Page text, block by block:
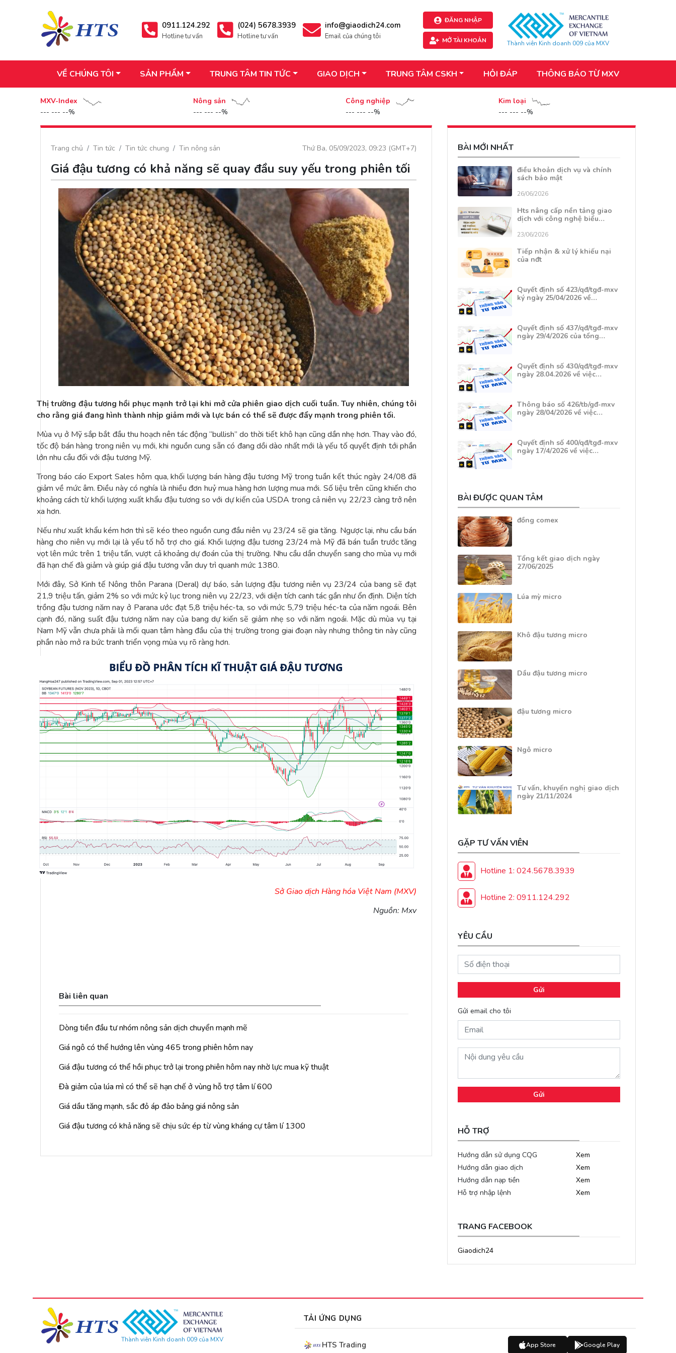
0911.124.292
Hotline tư vấn
(024) 5678.3939
Hotline tư vấn
info@giaodich24.com
Email của chúng tôi
ĐĂNG NHẬP
MỞ TÀI KHOẢN Thành viên Kinh doanh 009 của MXV
VỀ CHÚNG TÔI SẢN PHẨM TRUNG TÂM TIN TỨC GIAO DỊCH TRUNG TÂM CSKH HỎI ĐÁP THÔNG BÁO TỪ MXV
MXV-Index
--- --- --%
Nông sản
--- --- --%
Công nghiệp
--- --- --%
Kim loại
--- --- --%
Thứ Ba, 05/09/2023, 09:23 (GMT+7)
Trang chủ Tin tức Tin tức chung Tin nông sản
Giá đậu tương có khả năng sẽ quay đầu suy yếu trong phiên tối
Thị trường đậu tương hồi phục mạnh trở lại khi mở cửa phiên giao dịch cuối tuần. Tuy nhiên, chúng tôi
cho rằng giá đang hình thành nhịp giảm mới và lực bán có thể sẽ được đẩy mạnh trong phiên tối.
Mùa vụ ở Mỹ sắp bắt đầu thu hoạch nên tác động “bullish” do thời tiết khô hạn cũng dần nhẹ hơn. Thay vào đó,
tốc độ bán hàng trong niên vụ mới, khi nguồn cung sẵn có đang dồi dào nhất mới là yếu tố quyết định tới phần
lớn nhu cầu đối với đậu tương Mỹ.
Trong báo cáo Export Sales hôm qua, khối lượng bán hàng đậu tương Mỹ trong tuần kết thúc ngày 24/08 đã
giảm về mức âm. Điều này có nghía là nhiều đơn huỷ mua hàng hơn lượng mua mới. Số liệu trên cũng khiến cho
khoảng cách từ khối lượng xuất khẩu đậu tương so với dự kiến của USDA trong cả niên vụ 22/23 càng trở nên
xa hơn.
Nếu như xuất khẩu kém hơn thì sẽ kéo theo nguồn cung đầu niên vụ 23/24 sẽ gia tăng. Ngược lại, nhu cầu bán
hàng cho niên vụ mới lại là yếu tố hỗ trợ cho giá. Khối lượng đậu tương 23/24 mà Mỹ đã bán tuần trước tăng
vọt lên mức trên 1 triệu tấn, vượt cả khoảng dự đoán của thị trường. Nhu cầu dần chuyển sang cho mùa vụ mới
đã hạn chế đà giảm và giúp giá đậu tương vẫn duy trì quanh mức 1380.
Mới đây, Sở Kinh tế Nông thôn Parana (Deral) dự báo, sản lượng đậu tương niên vụ 23/24 của bang sẽ đạt
21,9 triệu tấn, giảm 2% so với mức kỷ lục trong niên vụ 22/23, với diện tích canh tác gần như ổn định. Diện tích
trồng đậu tương năm nay ở Parana ước đạt 5,8 triệu héc-ta, so với mức 5,79 triệu héc-ta của năm ngoái. Bên
cạnh đó, năng suất đậu tương năm nay của bang dự kiến sẽ giảm nhẹ so với năm ngoái. Mặc dù mùa vụ tại
Nam Mỹ vẫn chưa phải là mối quan tâm hàng đầu của thị trường trong giai đoạn này nhưng thông tin này cũng
phần nào mở ra bức tranh triển vọng mùa vụ rõ ràng hơn.
Sở Giao dịch Hàng hóa Việt Nam (MXV)
Nguồn: Mxv
Bài liên quan
Dòng tiền đầu tư nhóm nông sản dịch chuyển mạnh mẽ
Giá ngô có thể hướng lên vùng 465 trong phiên hôm nay
Giá đậu tương có thể hồi phục trở lại trong phiên hôm nay nhờ lực mua kỹ thuật
Đà giảm của lúa mì có thể sẽ hạn chế ở vùng hỗ trợ tâm lí 600
Giá dầu tăng mạnh, sắc đỏ áp đảo bảng giá nông sản
Giá đậu tương có khả năng sẽ chịu sức ép từ vùng kháng cự tâm lí 1300
BÀI MỚI NHẤT
điều khoản dịch vụ và chính
sách bảo mật
26/06/2026
Hts nâng cấp nền tảng giao
dịch với công nghệ biểu…
23/06/2026
Tiếp nhận & xử lý khiếu nại
của nđt
Quyết định số 423/qđ/tgđ-mxv
ký ngày 25/04/2026 về…
Quyết định số 437/qđ/tgđ-mxv
ngày 29/4/2026 của tổng…
Quyết định số 430/qđ/tgđ-mxv
ngày 28.04.2026 về việc…
Thông báo số 426/tb/gđ-mxv
ngày 28/04/2026 về việc…
Quyết định số 400/qđ/tgđ-mxv
ngày 17/4/2026 về việc…
BÀI ĐƯỢC QUAN TÂM
đồng comex
Tổng kết giao dịch ngày
27/06/2025
Lúa mỳ micro
Khô đậu tương micro
Dầu đậu tương micro
đậu tương micro
Ngô micro
Tư vấn, khuyến nghị giao dịch
ngày 21/11/2024
GẶP TƯ VẤN VIÊN
Hotline 1: 024.5678.3939
Hotline 2: 0911.124.292
YÊU CẦU
Gửi
Gửi email cho tôi
Gửi
HỖ TRỢ
Hướng dẫn sử dụng CQG
Xem
Hướng dẫn giao dịch
Xem
Hướng dẫn nạp tiền
Xem
Hỗ trợ nhập lệnh
Xem
TRANG FACEBOOK
Giaodich24
Thành viên Kinh doanh 009 của MXV
TẢI ỨNG DỤNG
HTS Trading App Store Google Play